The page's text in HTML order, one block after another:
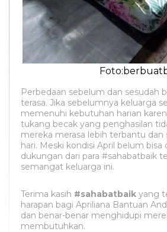
Perbedaan sebelum dan sesudah
terasa. Jika sebelumnya keluarga
memenuhi kebutuhan harian
tukang becak yang penghasilan
mereka merasa lebih terbantu dan
hari. Meski kondisi April belum
dukungan dari para #sahabatbaik
semangat keluarga ini.
Terima kasih #sahabatbaik yang
harapan bagi Apriliana Bantuan
dan benar-benar menghidupi
membutuhkan.